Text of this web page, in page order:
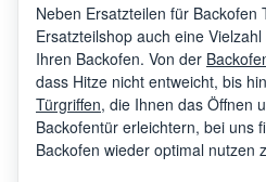
Neben Ersatzteilen für Backofen
Ersatzteilshop auch eine
Ihren Backofen. Von der
dass Hitze nicht entweicht, bis
Türgriffen, die Ihnen das Öffnen
Backofentür erleichtern, bei uns
Backofen wieder optimal nutzen